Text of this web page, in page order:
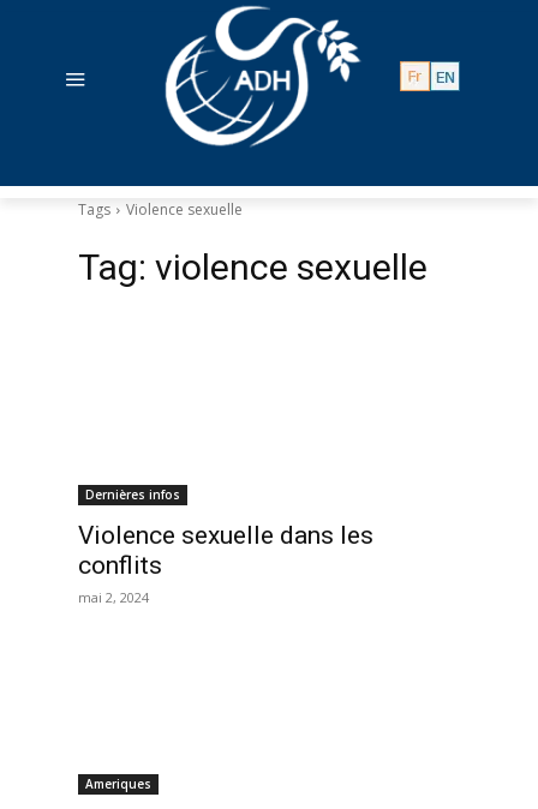
Tags Violence sexuelle
Tag: violence sexuelle
Dernières infos
Violence sexuelle dans les
conflits
mai 2, 2024
Ameriques